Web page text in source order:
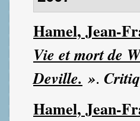
Hamel, Jean-
Vie et mort de
Deville. ».
Hamel, Jean-